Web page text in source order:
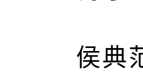
侯典